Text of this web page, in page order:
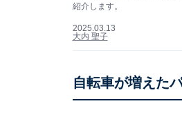
紹介します。
2025.03.13
大内 聖子
自転車が増えた